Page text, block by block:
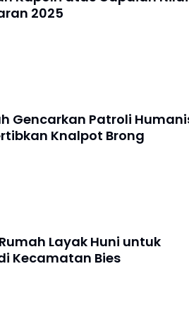
2025
Gencarkan Patroli
Knalpot Brong
Layak Huni untuk
Kecamatan Bies